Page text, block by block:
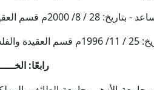
- كلية أصول الدين بالمنصورة – جامعة الأزهر.
– جامعة الأزهر.
رابعًا: